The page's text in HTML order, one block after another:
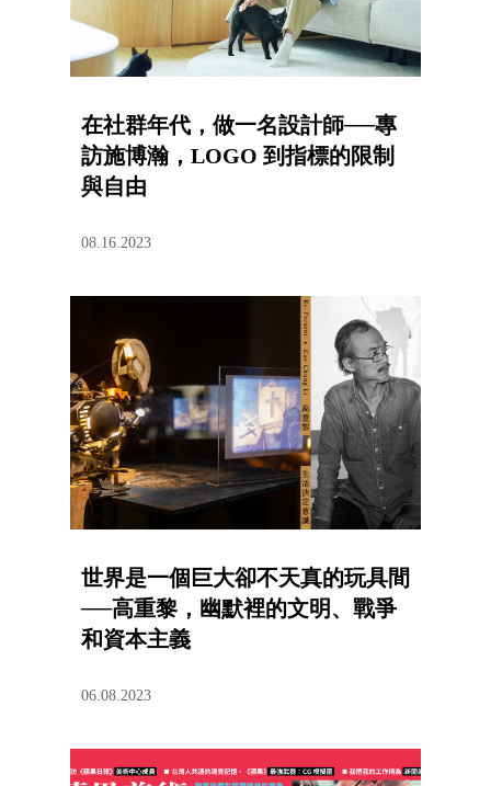
在社群年代，做一名設計師──專
訪施博瀚，LOGO 到指標的限制
與自由
08.16.2023
世界是一個巨大卻不天真的玩具間
──高重黎，幽默裡的文明、戰爭
和資本主義
06.08.2023